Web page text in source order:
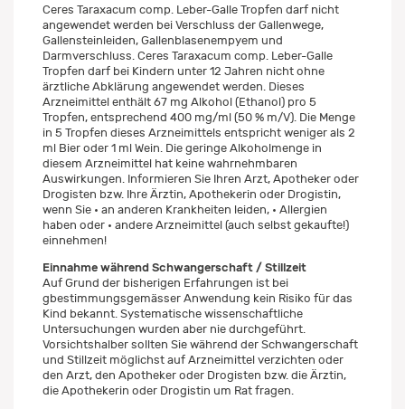
Ceres Taraxacum comp. Leber-Galle Tropfen darf nicht
angewendet werden bei Verschluss der Gallenwege,
Gallensteinleiden, Gallenblasenempyem und
Darmverschluss. Ceres Taraxacum comp. Leber-Galle
Tropfen darf bei Kindern unter 12 Jahren nicht ohne
ärztliche Abklärung angewendet werden. Dieses
Arzneimittel enthält 67 mg Alkohol (Ethanol) pro 5
Tropfen, entsprechend 400 mg/ml (50 % m/V). Die Menge
in 5 Tropfen dieses Arzneimittels entspricht weniger als 2
ml Bier oder 1 ml Wein. Die geringe Alkoholmenge in
diesem Arzneimittel hat keine wahrnehmbaren
Auswirkungen. Informieren Sie Ihren Arzt, Apotheker oder
Drogisten bzw. Ihre Ärztin, Apothekerin oder Drogistin,
wenn Sie • an anderen Krankheiten leiden, • Allergien
haben oder • andere Arzneimittel (auch selbst gekaufte!)
einnehmen!
Einnahme während Schwangerschaft / Stillzeit
Auf Grund der bisherigen Erfahrungen ist bei
gbestimmungsgemässer Anwendung kein Risiko für das
Kind bekannt. Systematische wissenschaftliche
Untersuchungen wurden aber nie durchgeführt.
Vorsichtshalber sollten Sie während der Schwangerschaft
und Stillzeit möglichst auf Arzneimittel verzichten oder
den Arzt, den Apotheker oder Drogisten bzw. die Ärztin,
die Apothekerin oder Drogistin um Rat fragen.